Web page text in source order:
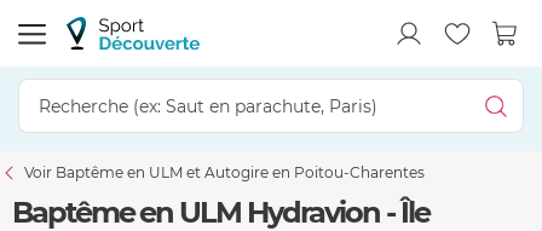
Voir Baptême en ULM et Autogire en Poitou-Charentes
Baptême en ULM Hydravion - Île